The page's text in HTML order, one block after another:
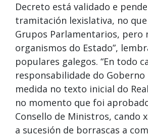
Decreto está validado e
tramitación lexislativa, no
Grupos Parlamentarios, pero
organismos do Estado”,
populares galegos. “En todo
responsabilidade do Goberno
medida no texto inicial do
no momento que foi
Consello de Ministros, cando
a sucesión de borrascas a